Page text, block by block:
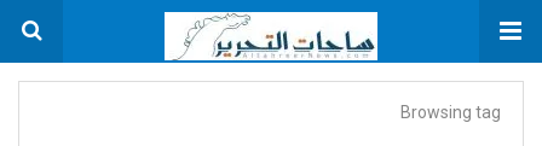
Browsing tag